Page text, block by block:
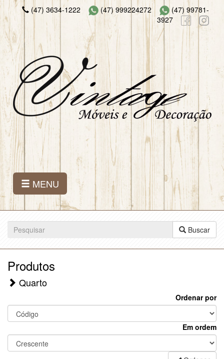
(47) 3634-1222 (47) 999224272
(47) 99781-
3927
MENU
Buscar
Produtos
Quarto
Ordenar por
Em ordem